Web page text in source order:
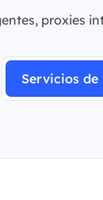
proxies
Servicios de